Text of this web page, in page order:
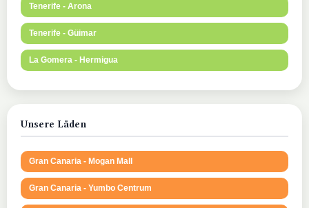
Tenerife - Arona
Tenerife - Güimar
La Gomera - Hermigua
Unsere Läden
Gran Canaria - Mogan Mall
Gran Canaria - Yumbo Centrum